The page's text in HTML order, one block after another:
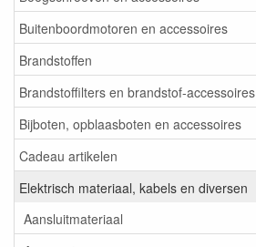
Buitenboordmotoren en accessoires
Brandstoffen
Brandstoffilters en brandstof-accessoires
Bijboten, opblaasboten en accessoires
Cadeau artikelen
Elektrisch materiaal, kabels en diversen
Aansluitmateriaal